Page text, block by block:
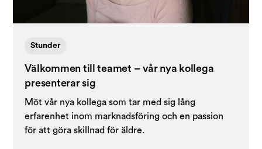
Stunder
Välkommen till teamet – vår nya kollega
presenterar sig
Möt vår nya kollega som tar med sig lång
erfarenhet inom marknadsföring och en passion
för att göra skillnad för äldre.